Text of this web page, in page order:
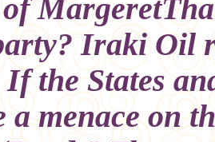
Iraki Oil
If the States
a menace on